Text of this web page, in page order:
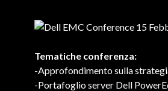
Tematiche conferenza:
-Approfondimento sulla
-Portafoglio server Dell